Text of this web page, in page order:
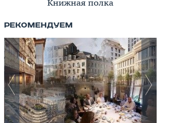
Книжная полка